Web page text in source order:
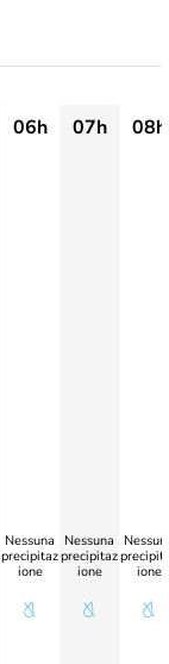
06h 07h
08h
Nessuna
precipitaz
ione
Nessuna
precipitaz
ione
ione